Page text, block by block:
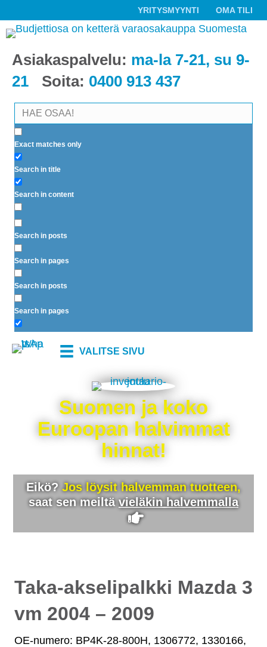
YRITYSMYYNTI OMA TILI
Asiakaspalvelu: ma-la 7-21, su 9-
21
Soita: 0400 913 437
Exact matches only
Search in title
Search in content
Search in posts
Search in pages
Search in posts
Search in pages
VALITSE SIVU
Suomen ja koko
Euroopan halvimmat
hinnat!
Eikö? Jos löysit halvemman tuotteen,
saat sen meiltävieläkin halvemmalla
Taka-akselipalkki Mazda 3
vm 2004 – 2009
OE-numero: BP4K-28-800H, 1306772, 1330166,